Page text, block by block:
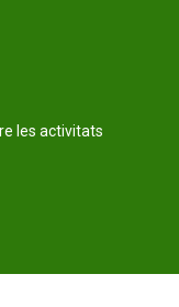
les activitats